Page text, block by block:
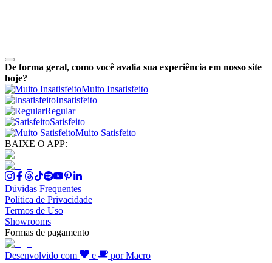
De forma geral, como você avalia sua experiência em nosso site
hoje?
Muito Insatisfeito
Insatisfeito
Regular
Satisfeito
Muito Satisfeito
BAIXE O APP:
Dúvidas Frequentes
Política de Privacidade
Termos de Uso
Showrooms
Formas de pagamento
Desenvolvido com e
por Macro